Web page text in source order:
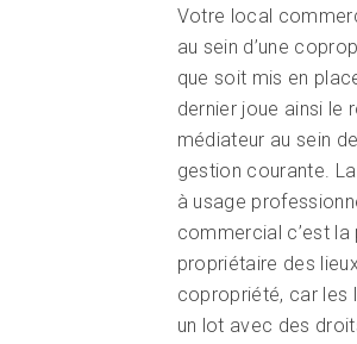
Votre local
au sein d’une
que soit mis en
dernier joue ainsi le
médiateur au sein
gestion courante.
à usage
commercial c’est
propriétaire des
copropriété, car les
un lot avec des